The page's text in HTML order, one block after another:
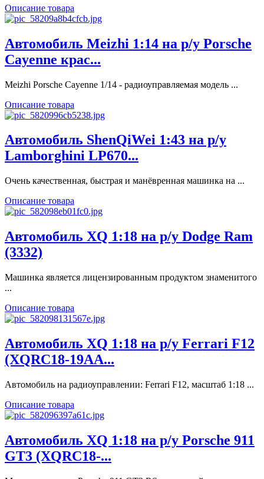
Описание товара
Автомобиль Meizhi 1:14 на р/у Porsche
Cayenne крас...
Meizhi Porsche Cayenne 1/14 - радиоуправляемая модель ...
Описание товара
Автомобиль ShenQiWei 1:43 на р/у
Lamborghini LP670...
Очень качественная, быстрая и манёвренная машинка на ...
Описание товара
Автомобиль XQ 1:18 на р/у Dodge Ram
(3332)
Машинка является лицензированным продуктом знаменитого
...
Описание товара
Автомобиль XQ 1:18 на р/у Ferrari F12
(XQRC18-19AA...
Автомобиль на радиоуправлении: Ferrari F12, масштаб 1:18 ...
Описание товара
Автомобиль XQ 1:18 на р/у Porsche 911
GT3 (XQRC18-...